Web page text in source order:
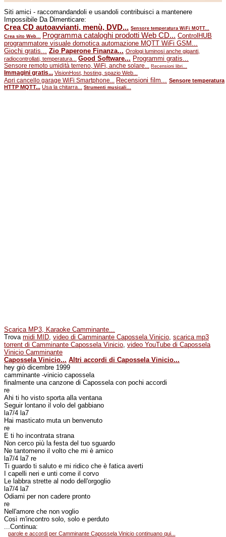
Siti amici - raccomandandoli e usandoli contribuisci a mantenere
Impossibile Da Dimenticare:
Crea CD autoavvianti, menù, DVD... Sensore temperatura WiFi MQTT...
Crea sito Web... Programma cataloghi prodotti Web CD... ControlHUB
programmatore visuale domotica automazione MQTT WiFi GSM...
Giochi gratis... Zio Paperone Finanza... Orologi luminosi anche giganti,
radiocontrollati, temperatura...
Good Software... Programmi gratis...
Sensore remoto umidità terreno, WiFi, anche solare... Recensioni libri...
Immagini gratis... VisionHost, hosting, spazio Web...
Apri cancello garage WiFi Smartphone... Recensioni film... Sensore temperatura
HTTP MQTT... Usa la chitarra... Strumenti musicali...
Scarica MP3, Karaoke Camminante...
Trova midi MID, video di Camminante Capossela Vinicio, scarica mp3
torrent di Camminante Capossela Vinicio, video YouTube di Capossela
Vinicio Camminante
Capossela Vinicio... Altri accordi di Capossela Vinicio...
hey giò dicembre 1999
camminante -vinicio capossela
finalmente una canzone di Capossela con pochi accordi
re
Ahi ti ho visto sporta alla ventana
Seguir lontano il volo del gabbiano
la7/4 la7
Hai masticato muta un benvenuto
re
E ti ho incontrata strana
Non cerco più la festa del tuo sguardo
Ne tantomeno il volto che mi è amico
la7/4 la7 re
Ti guardo ti saluto e mi ridico che è fatica averti
I capelli neri e unti come il corvo
Le labbra strette al nodo dell'orgoglio
la7/4 la7
Odiami per non cadere pronto
re
Nell'amore che non voglio
Così m'incontro solo, solo e perduto
...Continua:
parole e accordi per Camminante Capossela Vinicio continuano qui...